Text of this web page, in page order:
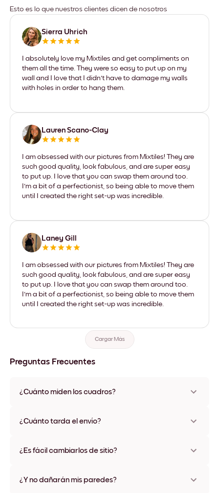
Esto es lo que nuestros clientes dicen de nosotros
Sierra Uhrich
I absolutely love my Mixtiles and get compliments on
them all the time. They were so easy to put up on my
wall and I love that I didn't have to damage my walls
with holes in order to hang them.
Lauren Scano-Clay
I am obsessed with our pictures from Mixtiles! They are
such good quality, look fabulous, and are super easy
to put up. I love that you can swap them around too.
I'm a bit of a perfectionist, so being able to move them
until I created the right set-up was incredible.
Laney Gill
I am obsessed with our pictures from Mixtiles! They are
such good quality, look fabulous, and are super easy
to put up. I love that you can swap them around too.
I'm a bit of a perfectionist, so being able to move them
until I created the right set-up was incredible.
Cargar Más
Preguntas Frecuentes
¿Cuánto miden los cuadros?
varios materiales y colores de marco, incluidas opciones sin
¿Cuánto tarda el envío?
disponibles en algunos países. Te enviaremos un número de
¿Es fácil cambiarlos de sitio?
ningún daño
¿Y no dañarán mis paredes?